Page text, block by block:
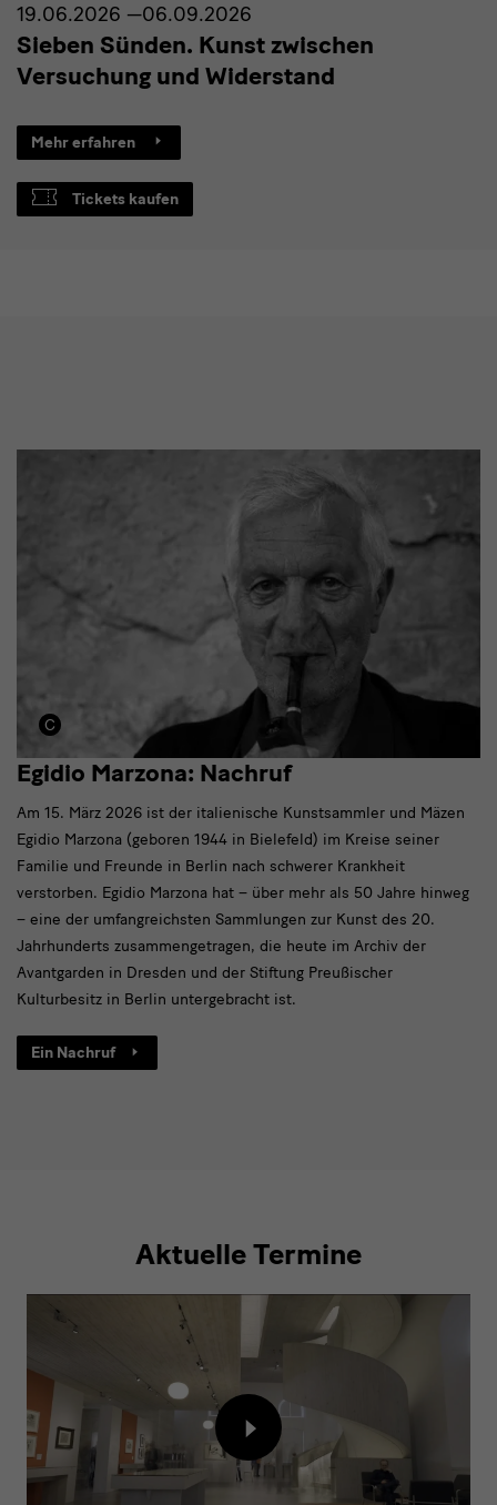
19.06.2026 —06.09.2026
Sieben Sünden. Kunst zwischen
Versuchung und Widerstand
Mehr erfahren
Tickets kaufen
Egidio Marzona: Nachruf
Am 15. März 2026 ist der italienische Kunstsammler und Mäzen
Egidio Marzona (geboren 1944 in Bielefeld) im Kreise seiner
Familie und Freunde in Berlin nach schwerer Krankheit
verstorben. Egidio Marzona hat – über mehr als 50 Jahre hinweg
– eine der umfangreichsten Sammlungen zur Kunst des 20.
Jahrhunderts zusammengetragen, die heute im Archiv der
Avantgarden in Dresden und der Stiftung Preußischer
Kulturbesitz in Berlin untergebracht ist.
Ein Nachruf
Aktuelle Termine
video
Inhalt
von
externem